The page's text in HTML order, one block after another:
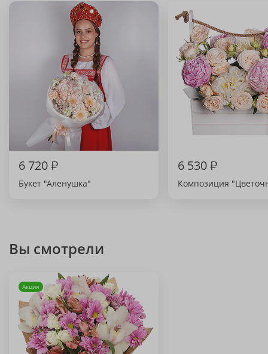
6 720₽
Букет "Аленушка"
6 530₽
Композиция
Вы смотрели
Акция